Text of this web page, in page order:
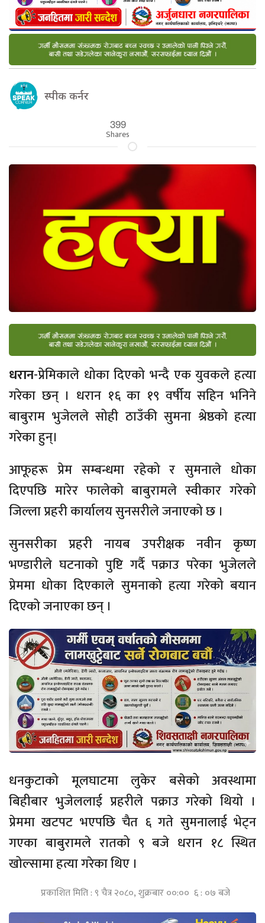
स्पीक कर्नर
399
Shares
धरान-प्रेमिकाले धोका दिएको भन्दै एक युवकले हत्या
गरेका छन् । धरान १६ का १९ वर्षीय सहिन भनिने
बाबुराम भुजेलले सोही ठाउँकी सुमना श्रेष्ठको हत्या
गरेका हुन्।
आफूहरू प्रेम सम्बन्धमा रहेको र सुमनाले धोका
दिएपछि मारेर फालेको बाबुरामले स्वीकार गरेको
जिल्ला प्रहरी कार्यालय सुनसरीले जनाएको छ ।
सुनसरीका प्रहरी नायब उपरीक्षक नवीन कृष्ण
भण्डारीले घटनाको पुष्टि गर्दै पक्राउ परेका भुजेलले
प्रेममा धोका दिएकाले सुमनाको हत्या गरेको बयान
दिएको जनाएका छन् ।
धनकुटाको मूलघाटमा लुकेर बसेको अवस्थामा
बिहीबार भुजेललाई प्रहरीले पक्राउ गरेको थियो ।
प्रेममा खटपट भएपछि चैत ६ गते सुमनालाई भेट्न
गएका बाबुरामले रातको ९ बजे धरान १८ स्थित
खोल्सामा हत्या गरेका थिए ।
प्रकाशित मिति : ९ चैत्र २०८०, शुक्रबार ००:०० ६ : ०७ बजे